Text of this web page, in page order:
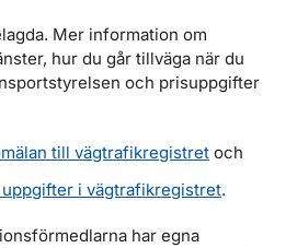
Mer information om
hur du går tillväga när du
och prisuppgifter
till vägtrafikregistret och
uppgifter i vägtrafikregistret.
har egna